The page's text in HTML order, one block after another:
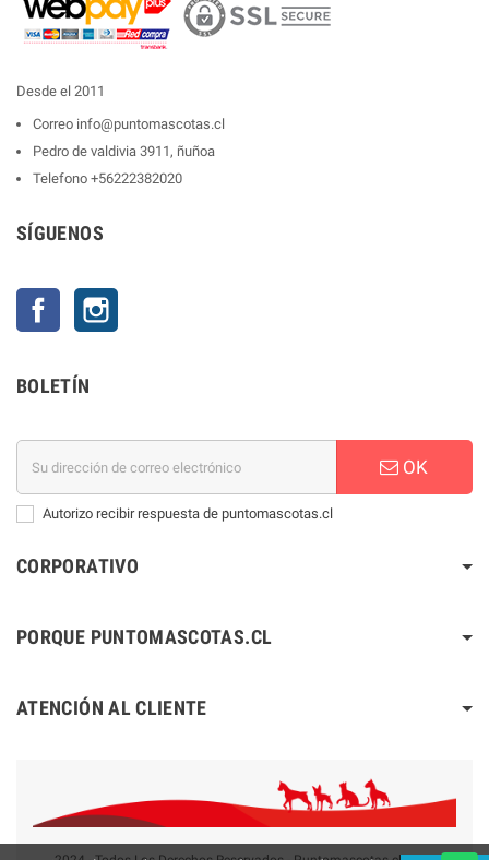
Desde el 2011
Correo info@puntomascotas.cl
Pedro de valdivia 3911, ñuñoa
Telefono +56222382020
SÍGUENOS
Facebook
BOLETÍN
OK
Autorizo recibir respuesta de puntomascotas.cl
CORPORATIVO
PORQUE PUNTOMASCOTAS.CL
ATENCIÓN AL CLIENTE